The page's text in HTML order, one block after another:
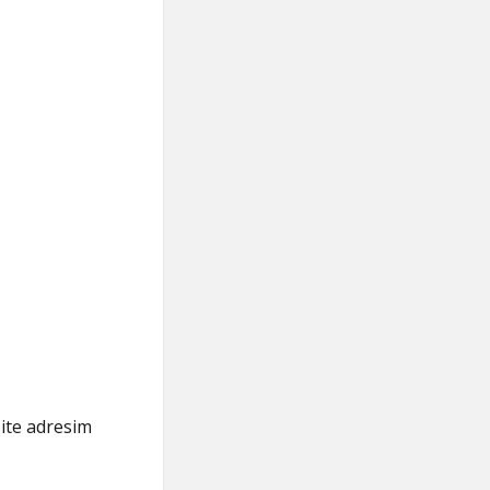
adresim